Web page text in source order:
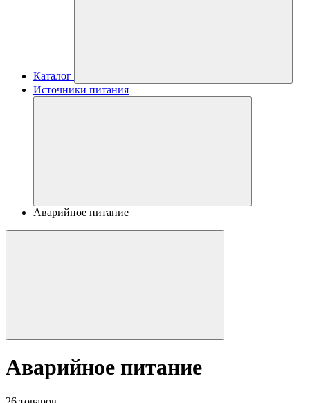
Каталог
Источники питания
Аварийное питание
Аварийное питание